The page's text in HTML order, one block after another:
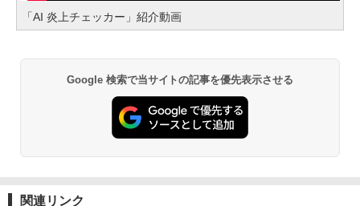
「AI 炎上チェッカー」紹介動画
Google 検索で当サイトの記事を優先表示させる
関連リンク